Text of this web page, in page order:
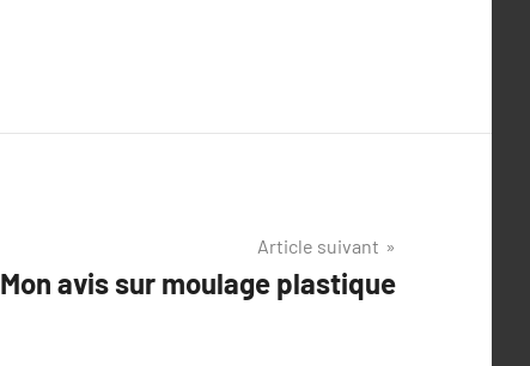
Article suivant
Mon avis sur moulage plastique